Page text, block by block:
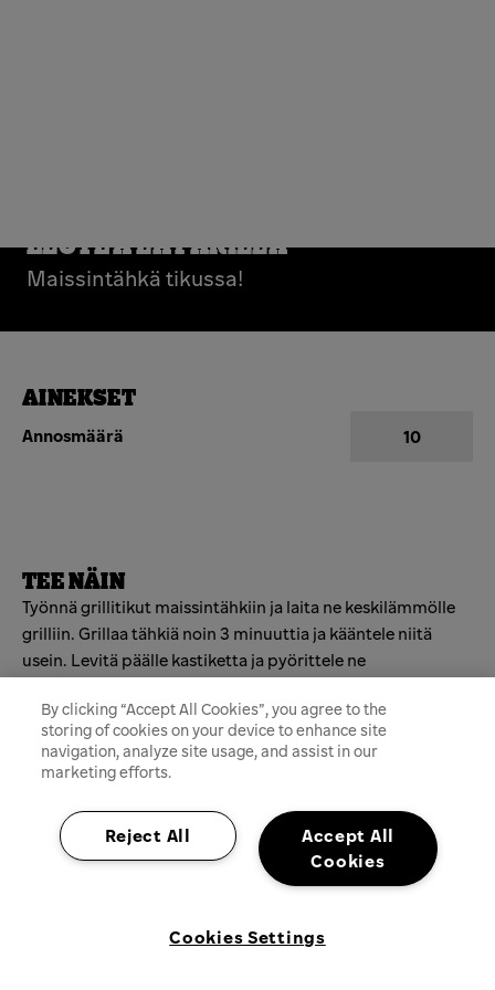
ELOTE A LA PARILLA
Maissintähkä tikussa!
AINEKSET
Annosmäärä
TEE NÄIN
Työnnä grillitikut maissintähkiin ja laita ne keskilämmölle
grilliin. Grillaa tähkiä noin 3 minuuttia ja kääntele niitä
usein. Levitä päälle kastiketta ja pyörittele ne
tarjoile limettilohkon kanssa.
Kategoriat
FOOD
By clicking “Accept All Cookies”, you agree to the
storing of cookies on your device to enhance site
navigation, analyze site usage, and assist in our
marketing efforts.
Accept All
Cookies
Reject All
Cookies Settings